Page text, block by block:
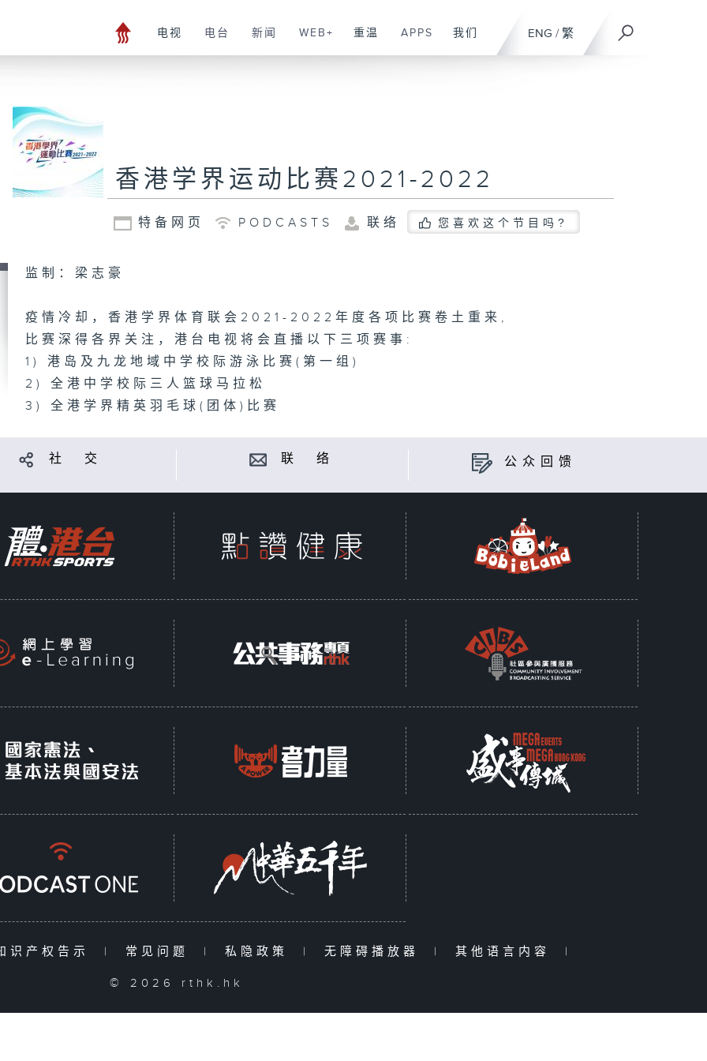
ENG / 繁
电视 电台 新闻 WEB+ 重温 APPS 我们
香港学界运动比赛2021-2022
特备网页 PODCASTS 联络 您喜欢这个节目吗?
监制：梁志豪
疫情冷却，香港学界体育联会2021-2022年度各项比赛卷土重来,
比赛深得各界关注，港台电视将会直播以下三项赛事:
1) 港岛及九龙地域中学校际游泳比赛(第一组)
2) 全港中学校际三人篮球马拉松
3) 全港学界精英羽毛球(团体)比赛
社 交 联 络 公众回馈
识产权告示 | 常见问题 | 私隐政策 | 无障碍播放器 | 其他语言内容 |
© 2026 rthk.hk